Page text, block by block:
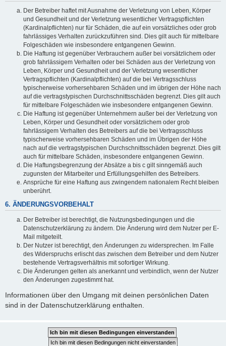
Der Betreiber haftet mit Ausnahme der Verletzung von Leben, Körper
und Gesundheit und der Verletzung wesentlicher Vertragspflichten
(Kardinalpflichten) nur für Schäden, die auf ein vorsätzliches oder grob
fahrlässiges Verhalten zurückzuführen sind. Dies gilt auch für mittelbare
Folgeschäden wie insbesondere entgangenen Gewinn.
Die Haftung ist gegenüber Verbrauchern außer bei vorsätzlichem oder
grob fahrlässigem Verhalten oder bei Schäden aus der Verletzung von
Leben, Körper und Gesundheit und der Verletzung wesentlicher
Vertragspflichten (Kardinalpflichten) auf die bei Vertragsschluss
typischerweise vorhersehbaren Schäden und im übrigen der Höhe nach
auf die vertragstypischen Durchschnittsschäden begrenzt. Dies gilt auch
für mittelbare Folgeschäden wie insbesondere entgangenen Gewinn.
Die Haftung ist gegenüber Unternehmern außer bei der Verletzung von
Leben, Körper und Gesundheit oder vorsätzlichem oder grob
fahrlässigem Verhalten des Betreibers auf die bei Vertragsschluss
typischerweise vorhersehbaren Schäden und im Übrigen der Höhe
nach auf die vertragstypischen Durchschnittsschäden begrenzt. Dies gilt
auch für mittelbare Schäden, insbesondere entgangenen Gewinn.
Die Haftungsbegrenzung der Absätze a bis c gilt sinngemäß auch
zugunsten der Mitarbeiter und Erfüllungsgehilfen des Betreibers.
Ansprüche für eine Haftung aus zwingendem nationalem Recht bleiben
unberührt.
6. ÄNDERUNGSVORBEHALT
Der Betreiber ist berechtigt, die Nutzungsbedingungen und die
Datenschutzerklärung zu ändern. Die Änderung wird dem Nutzer per E-
Mail mitgeteilt.
Der Nutzer ist berechtigt, den Änderungen zu widersprechen. Im Falle
des Widerspruchs erlischt das zwischen dem Betreiber und dem Nutzer
bestehende Vertragsverhältnis mit sofortiger Wirkung.
Die Änderungen gelten als anerkannt und verbindlich, wenn der Nutzer
den Änderungen zugestimmt hat.
Informationen über den Umgang mit deinen persönlichen Daten
sind in der Datenschutzerklärung enthalten.